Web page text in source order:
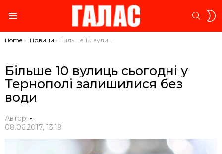
You are here:
Home Новини Більше 10 вулиць сьогодні у Тернополі залишилися без води
Більше 10 вулиць сьогодні у
Тернополі залишилися без
води
Автор: -
08.06.2017, 13:19